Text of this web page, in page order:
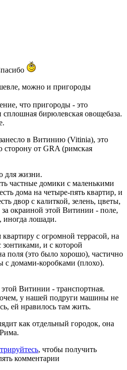
можно и пригороды
что пригороды - это
бирюлевская овощебаза.
в Витинию (Vitinia), это
сторону от GRA (римская
для жизни.
частные домики с маленькими
дома на четыре-пять квартир, и
двор с калиткой, зелень, цветы,
окраиной этой Витинии - поле,
иногда лошади.
с огромной террасой, на
и с которой
поля (это было хорошо), частично
с домами-коробками (плохо).
Витинии - транспортная.
у нашей подруги машины не
ей нравилось там жить.
как отдельный городок, она
, чтобы получить
комментарии